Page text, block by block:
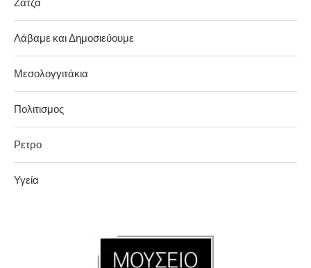
Λάβαμε και Δημοσιεύουμε
Μεσολογγιτάκια
Πολιτισμος
Ρετρο
Υγεία